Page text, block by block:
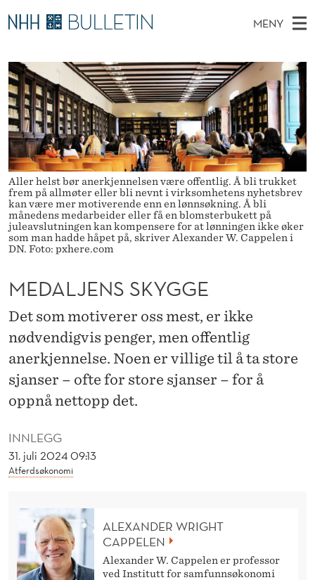
M
E
D
A
L
J
E
N
S
S
Y
G
G
E
MENY
O
V
E
D
M
E
N
Y
Ø
K
I
N
E
T
T
S
T
E
D
E
T
Stipendiater og nye forskerprofiler
Disputaser
Ekspertutvalg
Om Bulletin
Aller helst bør anerkjennelsen være offentlig. Å bli trukket
frem på allmøter eller bli nevnt i virksomhetens nyhetsbrev
kan være mer motiverende enn en lønnsøkning. Å bli
månedens medarbeider eller få en blomsterbukett på
juleavslutningen kan kompensere for at lønningen ikke øker
som man hadde håpet på, skriver Alexander W. Cappelen i
DN. Foto: pxhere.com
INNLEGG
31. juli 2024 09:13
Atferdsøkonomi
MEDALJENS SKYGGE
Det som motiverer oss mest, er ikke
nødvendigvis penger, men offentlig
anerkjennelse. Noen er villige til å ta store
sjanser – ofte for store sjanser – for å
oppnå nettopp det.
ALEXANDER WRIGHT
CAPPELEN
Alexander W. Cappelen er professor
ved Institutt for samfunnsøkonomi